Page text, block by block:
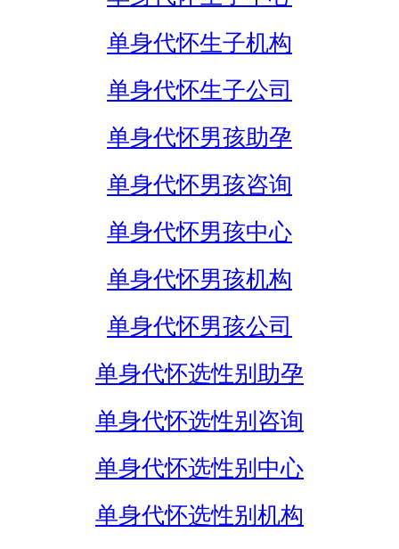
单身代怀生子机构
单身代怀生子公司
单身代怀男孩助孕
单身代怀男孩咨询
单身代怀男孩中心
单身代怀男孩机构
单身代怀男孩公司
单身代怀选性别助孕
单身代怀选性别咨询
单身代怀选性别中心
单身代怀选性别机构